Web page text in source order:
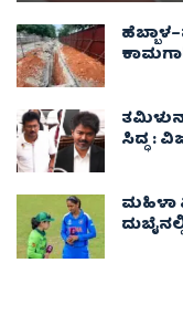
ಸಿದ್ಧ :
ಮಹಿಳಾ